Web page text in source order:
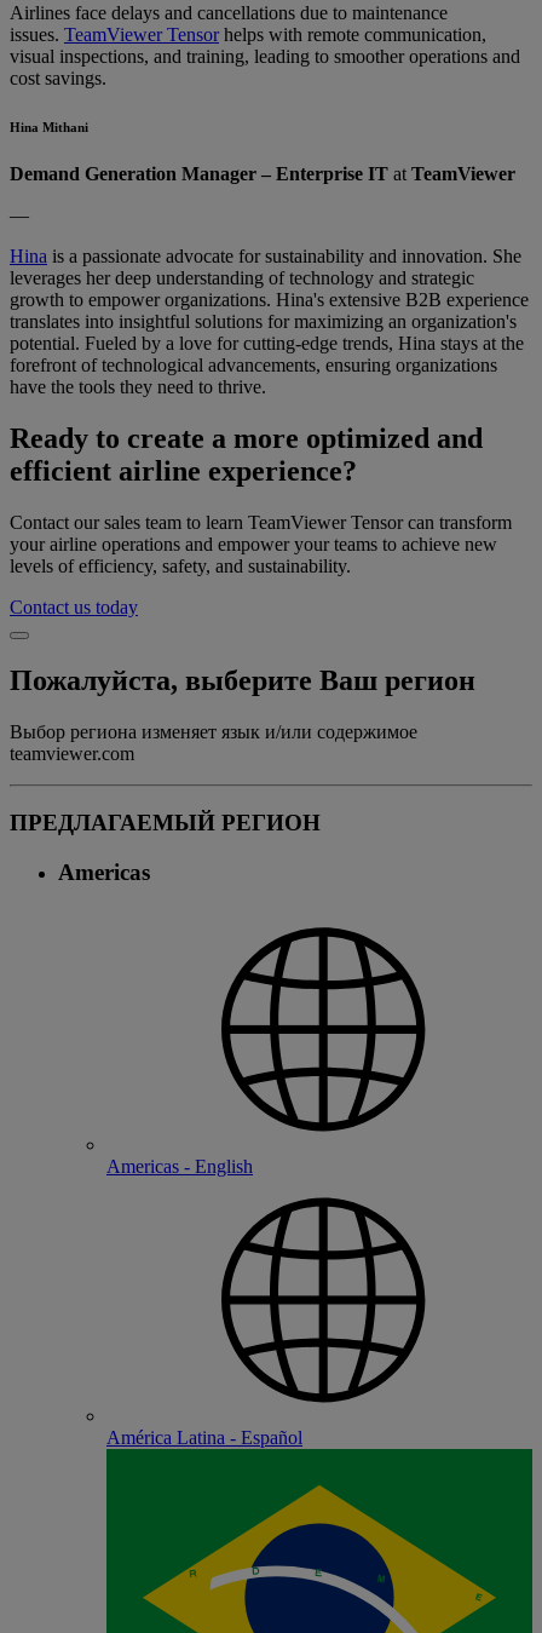
Airlines face delays and cancellations due to maintenance
issues. TeamViewer Tensorhelps with remote communication,
visual inspections, and training, leading to smoother operations and
cost savings.
Hina Mithani
Demand Generation Manager – Enterprise IT atTeamViewer
—
Hina is a passionate advocate for sustainability and innovation. She
leverages her deep understanding of technology and strategic
growth to empower organizations. Hina's extensive B2B experience
translates into insightful solutions for maximizing an organization's
potential. Fueled by a love for cutting-edge trends, Hina stays at the
forefront of technological advancements, ensuring organizations
have the tools they need to thrive.
Ready to create a more optimized and
efficient airline experience?
Contact our sales team to learn TeamViewer Tensor can transform
your airline operations and empower your teams to achieve new
levels of efficiency, safety, and sustainability.
Contact us today
Пожалуйста, выберите Ваш регион
Выбор региона изменяет язык и/или содержимое
teamviewer.com
ПРЕДЛАГАЕМЫЙ РЕГИОН
Americas
Americas - English
América Latina - Español